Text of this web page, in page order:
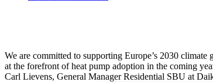
We are committed to supporting Europe’s 2030
at the forefront of heat pump adoption in the coming
Carl Lievens, General Manager Residential SBU at